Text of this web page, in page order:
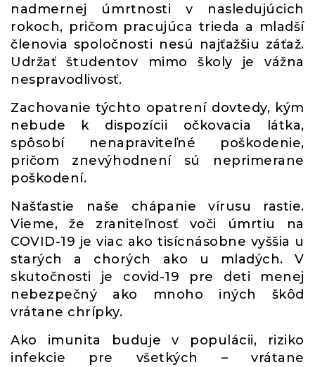
nadmernej úmrtnosti v nasledujúcich
rokoch, pričom pracujúca trieda a mladší
členovia spoločnosti nesú najťažšiu záťaž.
Udržať študentov mimo školy je vážna
nespravodlivosť.
Zachovanie týchto opatrení dovtedy, kým
nebude k dispozícii očkovacia látka,
spôsobí nenapraviteľné poškodenie,
pričom znevýhodnení sú neprimerane
poškodení.
Našťastie naše chápanie vírusu rastie.
Vieme, že zraniteľnosť voči úmrtiu na
COVID-19 je viac ako tisícnásobne vyššia u
starých a chorých ako u mladých. V
skutočnosti je covid-19 pre deti menej
nebezpečný ako mnoho iných škôd
vrátane chrípky.
Ako imunita buduje v populácii, riziko
infekcie pre všetkých – vrátane